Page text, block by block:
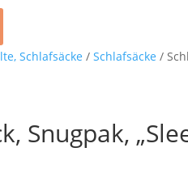
Schlafsäcke /Schlafsäcke /
Snugpak,